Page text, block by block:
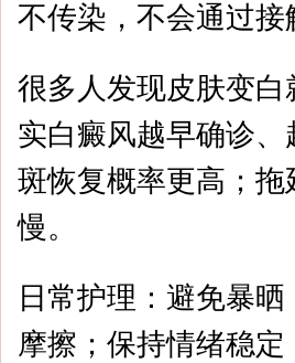
不传染，不会通过
很多人发现皮肤变
实白癜风越早确诊
斑恢复概率更高；
慢。
日常护理：避免暴
摩擦；保持情绪稳